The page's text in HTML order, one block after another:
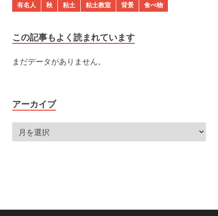
有名人
秋 粘土 粘土教室 背景 食べ物
この記事もよく読まれています
まだデータがありません。
アーカイブ